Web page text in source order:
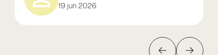
19 jun 2026